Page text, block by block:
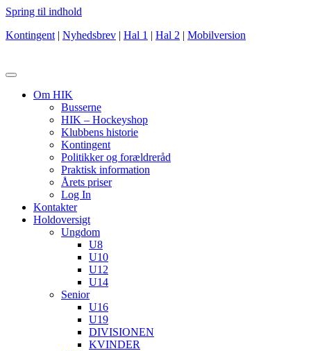
Spring til indhold
Kontingent | Nyhedsbrev | Hal 1 | Hal 2 | Mobilversion
Om HIK
Busserne
HIK – Hockeyshop
Klubbens historie
Kontingent
Politikker og forældreråd
Praktisk information
Årets priser
Log In
Kontakter
Holdoversigt
Ungdom
U8
U10
U12
U14
Senior
U16
U19
DIVISIONEN
KVINDER